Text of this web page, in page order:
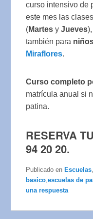
curso intensivo de
este mes las
(MartesyJueves
también para
Miraflores.
Curso completo
matrícula anual si
patina.
RESERVA
94 20 20.
Publicado en Escuelas,
basico,escuelas de
una respuesta